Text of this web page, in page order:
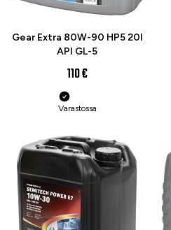
Gear Extra 80W-90 HP5 20l
API GL-5
110 €
Varastossa